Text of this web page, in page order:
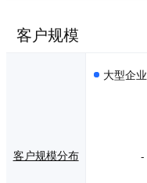
客户规模
客户规模分布
大型企业
-